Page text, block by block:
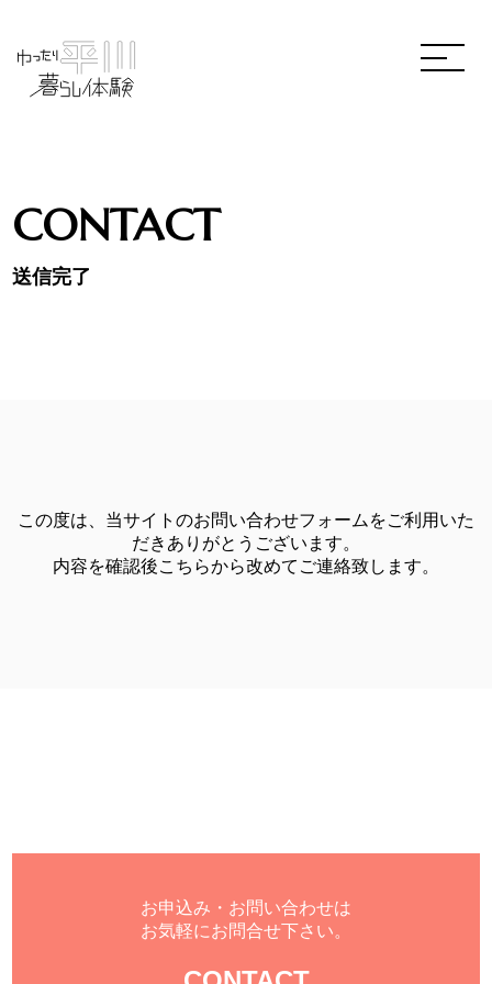
CONTACT
送信完了
この度は、当サイトのお問い合わせフォームをご利用いた
だきありがとうございます。
内容を確認後こちらから改めてご連絡致します。
お申込み・お問い合わせは
お気軽にお問合せ下さい。